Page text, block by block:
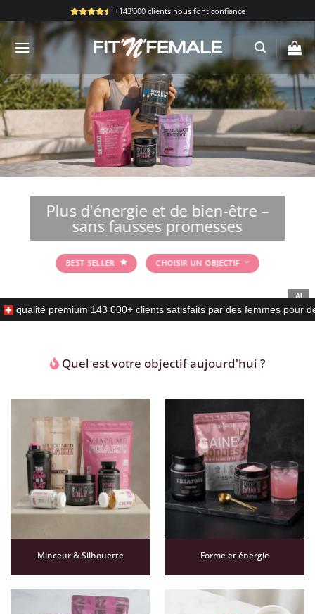
au
contenu
+143'000 clients nous font confiance
AI
Plus d'énergie et de bien-être –
sans fausses promesses
BEST-SELLER CHOISIR UN OBJECTIF
qualité premium 143 000+ clients satisfaits par des femmes pour
Quel est votre objectif aujourd'hui ?
Minceur & Silhouette Forme et énergie